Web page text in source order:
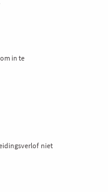
in te
niet